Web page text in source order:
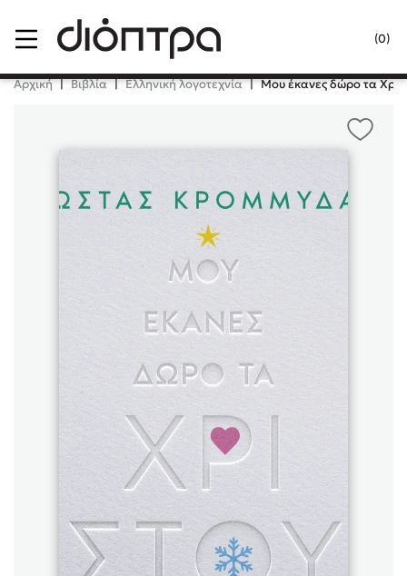
(0)
Κλείσιμο
Δημοφιλή Βιβλία
Lidia Branković
Το ξενοδοχείο των συναισθημάτων
Καθρέφτης
Sebastian Fitzek
Playlist
Αρχική | Βιβλία | Ελληνική λογοτεχνία | Μου έκανες δώρο τα